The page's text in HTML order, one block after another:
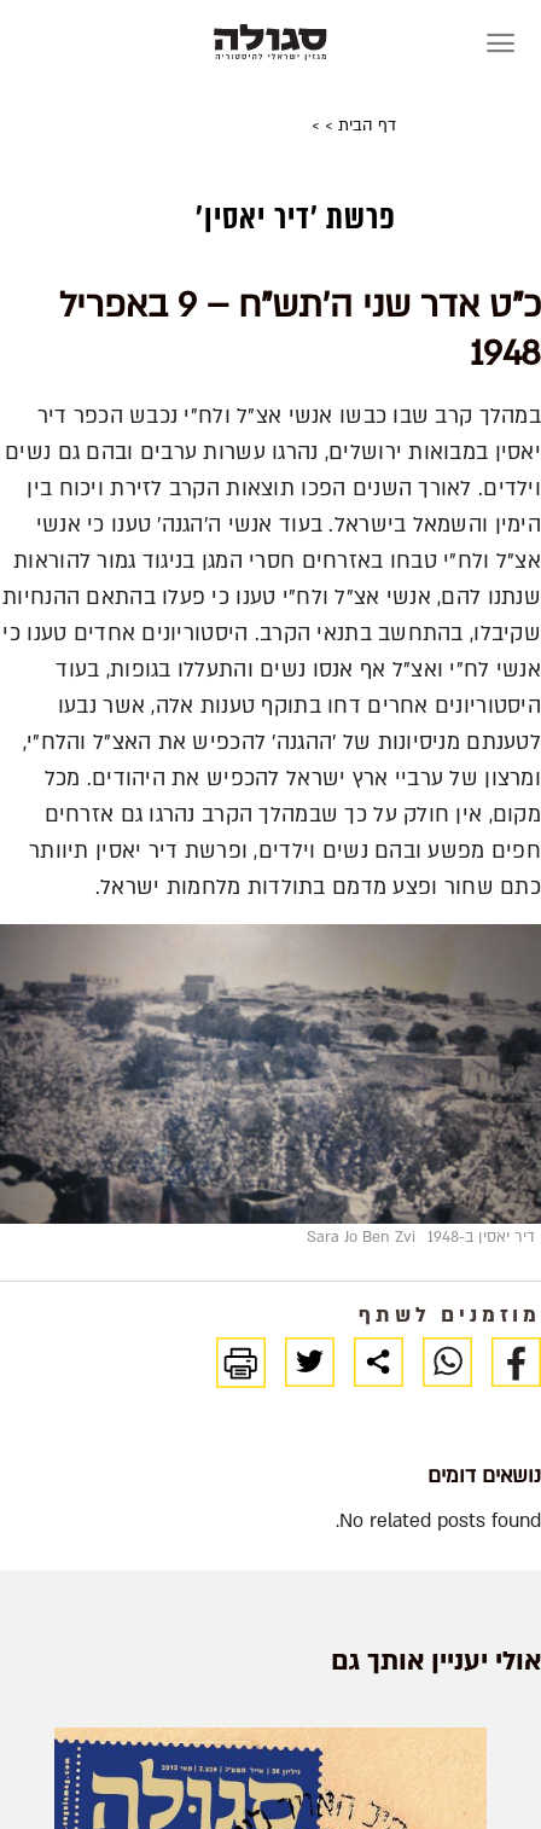
דף הבית >
>
פרשת 'דיר יאסין'
כ"ט אדר שני ה'תש"ח – 9 באפריל
1948
במהלך קרב שבו כבשו אנשי אצ"ל ולח"י נכבש הכפר דיר
יאסין במבואות ירושלים, נהרגו עשרות ערבים ובהם גם נשים
וילדים. לאורך השנים הפכו תוצאות הקרב לזירת ויכוח בין
הימין והשמאל בישראל. בעוד אנשי ה'הגנה' טענו כי אנשי
אצ"ל ולח"י טבחו באזרחים חסרי המגן בניגוד גמור להוראות
שנתנו להם, אנשי אצ"ל ולח"י טענו כי פעלו בהתאם ההנחיות
שקיבלו, בהתחשב בתנאי הקרב. היסטוריונים אחדים טענו כי
אנשי לח"י ואצ"ל אף אנסו נשים והתעללו בגופות, בעוד
היסטוריונים אחרים דחו בתוקף טענות אלה, אשר נבעו
לטענתם מניסיונות של 'ההגנה' להכפיש את האצ"ל והלח"י,
ומרצון של ערביי ארץ ישראל להכפיש את היהודים. מכל
מקום, אין חולק על כך שבמהלך הקרב נהרגו גם אזרחים
חפים מפשע ובהם נשים וילדים, ופרשת דיר יאסין תיוותר
כתם שחור ופצע מדמם בתולדות מלחמות ישראל.
דיר יאסין ב-1948 Sara Jo Ben Zvi
מוזמנים לשתף
נושאים דומים
No related posts found.
אולי יעניין אותך גם